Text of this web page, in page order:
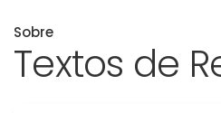
Sobre
Textos de